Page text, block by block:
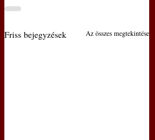
Friss bejegyzések Az összes megtekintése